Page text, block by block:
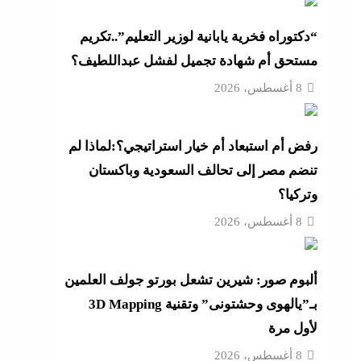
“دكتوراه فخرية يابانية لوزير التعليم”..تكريم
مستحق أم شهادة تجميل لفشل عبداللطيف؟
8 أغسطس، 2026
رفض أم استبعاد أم خيار استراتيجي؟:لماذا لم
تنضم مصر إلى تحالف السعودية وباكستان
وتركيا؟
8 أغسطس، 2026
ألبوم صور: شيرين تشعل بورتو جولف العلمين
بـ”يالهوى وحشتونى” وتقنية 3D Mapping
لأول مرة
8 أغسطس، 2026